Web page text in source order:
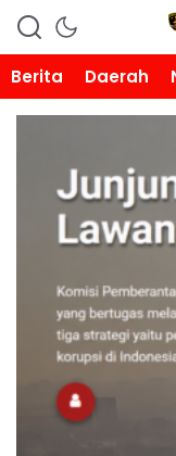
Berita
Daerah